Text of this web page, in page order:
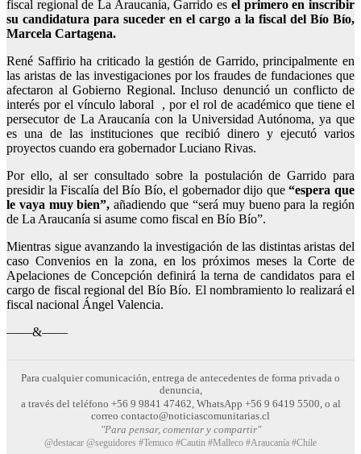
fiscal regional de La Araucanía, Garrido es el primero en inscribir
su candidatura para suceder en el cargo a la fiscal del Bío Bío,
Marcela Cartagena.
René Saffirio ha criticado la gestión de Garrido, principalmente en
las aristas de las investigaciones por los fraudes de fundaciones que
afectaron al Gobierno Regional. Incluso denunció un conflicto de
interés por el vínculo laboral , por el rol de académico que tiene el
persecutor de La Araucanía con la Universidad Autónoma, ya que
es una de las instituciones que recibió dinero y ejecutó varios
proyectos cuando era gobernador Luciano Rivas.
Por ello, al ser consultado sobre la postulación de Garrido para
presidir la Fiscalía del Bío Bío, el gobernador dijo que“espera que
le vaya muy bien”,añadiendo que “será muy bueno para la región
de La Araucanía si asume como fiscal en Bío Bío”.
Mientras sigue avanzando la investigación de las distintas aristas del
caso Convenios en la zona, en los próximos meses la Corte de
Apelaciones de Concepción definirá la terna de candidatos para el
cargo de fiscal regional del Bío Bío. El nombramiento lo realizará el
fiscal nacional Ángel Valencia.
——&——
Para cualquier comunicación, entrega de antecedentes de forma privada o
denuncia,
a través del teléfono +56 9 9841 47462, WhatsApp +56 9 6419 5500, o al
correo contacto@noticiascomunitarias.cl
"Para pensar, comentar y compartir"
@destacar @seguidores #Temuco #Cautin #Malleco #Araucanía #Chile